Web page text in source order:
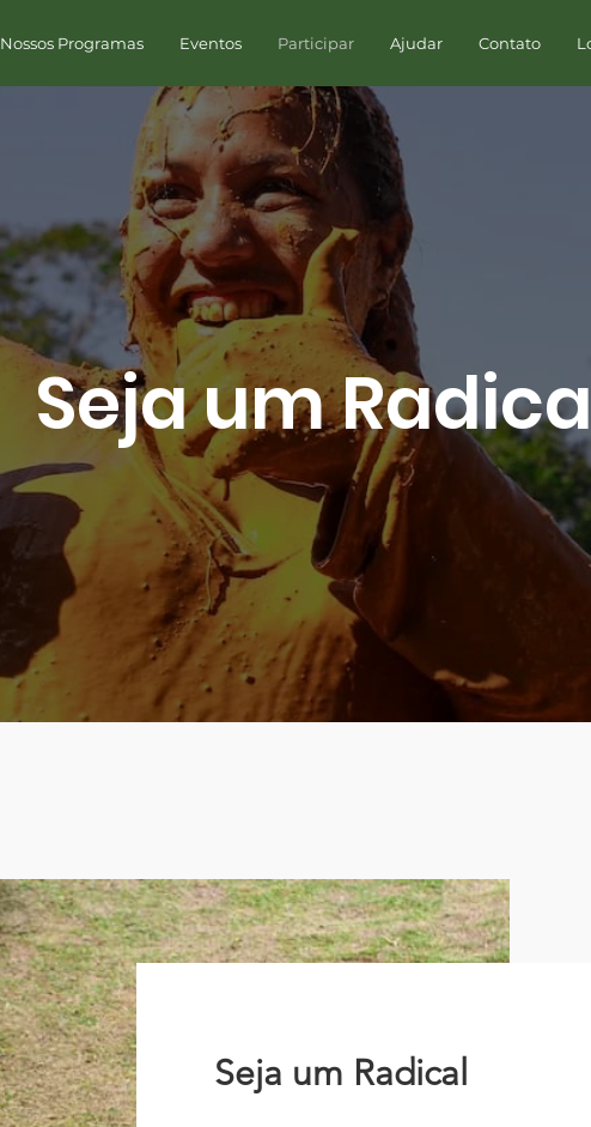
Nossos Programas Eventos Participar Ajudar Contato
Seja um
Seja um Radical